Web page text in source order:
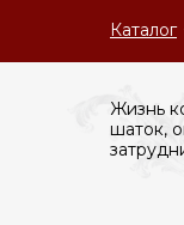
Каталог
Жизнь
шаток,